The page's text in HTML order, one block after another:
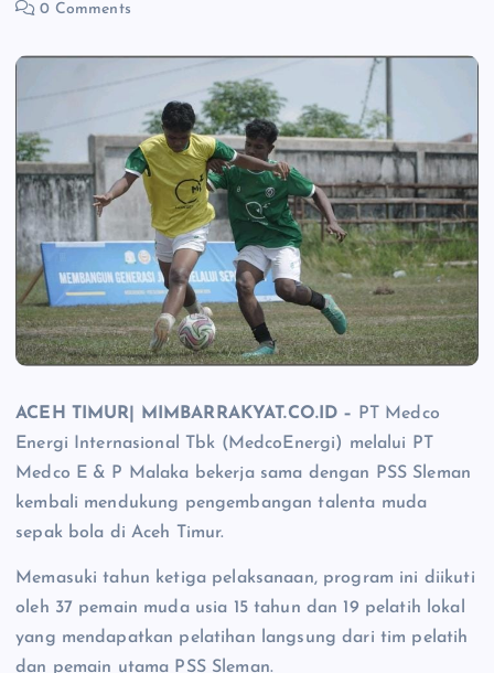
0 Comments
ACEH TIMUR| MIMBARRAKYAT.CO.ID –
PT Medco
Energi Internasional Tbk (MedcoEnergi) melalui PT
Medco E & P Malaka bekerja sama dengan PSS Sleman
kembali mendukung pengembangan talenta muda
sepak bola di Aceh Timur.
Memasuki tahun ketiga pelaksanaan, program ini diikuti
oleh 37 pemain muda usia 15 tahun dan 19 pelatih lokal
yang mendapatkan pelatihan langsung dari tim pelatih
dan pemain utama PSS Sleman.